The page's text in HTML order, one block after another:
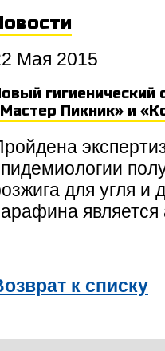
Мая 2015
гигиенический
Пикник» и
для угля
к списку